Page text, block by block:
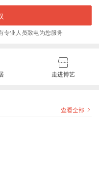
专业人员致电为您服务
走进博艺
查看全部